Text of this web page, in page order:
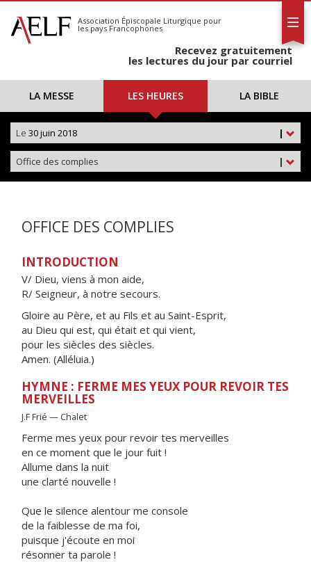
S'abonner
Calendrier
Association Épiscopale Liturgique pour
les pays Francophones
Recevez gratuitement
les lectures du jour par courriel
LA MESSE LES HEURES LA BIBLE
|
Le 30 juin 2018
|
Office des complies
OFFICE DES COMPLIES
INTRODUCTION
V/ Dieu, viens à mon aide,
R/ Seigneur, à notre secours.
Gloire au Père, et au Fils et au Saint-Esprit,
au Dieu qui est, qui était et qui vient,
pour les siècles des siècles.
Amen. (Alléluia.)
HYMNE : FERME MES YEUX POUR REVOIR TES
MERVEILLES
J.F Frié — Chalet
Ferme mes yeux pour revoir tes merveilles
en ce moment que le jour fuit !
Allume dans la nuit
une clarté nouvelle !
Que le silence alentour me console
de la faiblesse de ma foi,
puisque j'écoute en moi
résonner ta parole !